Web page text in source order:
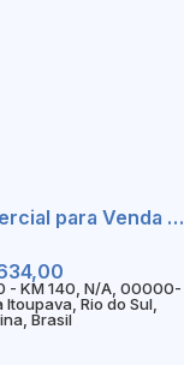
Sala Comercial para Venda em Rio do Sul - SC
- KM 140, N/A, 00000-
Rio do Sul,
Brasil